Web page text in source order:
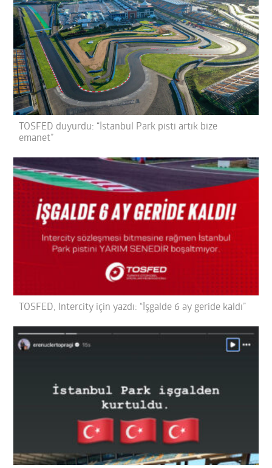
TOSFED duyurdu: “İstanbul Park pisti artık bize
emanet”
TOSFED, Intercity için yazdı: “İşgalde 6 ay geride kaldı”